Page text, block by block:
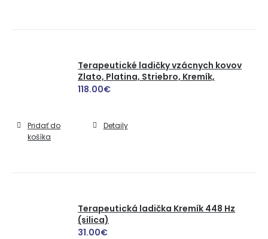
Terapeutické ladičky vzácnych kovov
Zlato, Platina, Striebro, Kremík,
118.00€
Pridať do
košíka
Detaily
Terapeutická ladička Kremík 448 Hz
(silica)
31.00€